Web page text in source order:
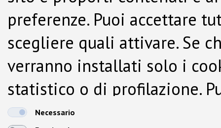
preferenze. Puoi accettare
scegliere quali attivare. Se
verranno installati solo i
statistico o di profilazione.
dalla Cookie Policy.
Necessario